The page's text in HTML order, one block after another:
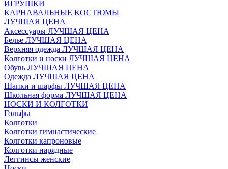
ИГРУШКИ
КАРНАВАЛЬНЫЕ КОСТЮМЫ
ЛУЧШАЯ ЦЕНА
Аксессуары ЛУЧШАЯ ЦЕНА
Белье ЛУЧШАЯ ЦЕНА
Верхняя одежда ЛУЧШАЯ ЦЕНА
Колготки и носки ЛУЧШАЯ ЦЕНА
Обувь ЛУЧШАЯ ЦЕНА
Одежда ЛУЧШАЯ ЦЕНА
Шапки и шарфы ЛУЧШАЯ ЦЕНА
Школьная форма ЛУЧШАЯ ЦЕНА
НОСКИ И КОЛГОТКИ
Гольфы
Колготки
Колготки гимнастические
Колготки капроновые
Колготки нарядные
Леггинсы женские